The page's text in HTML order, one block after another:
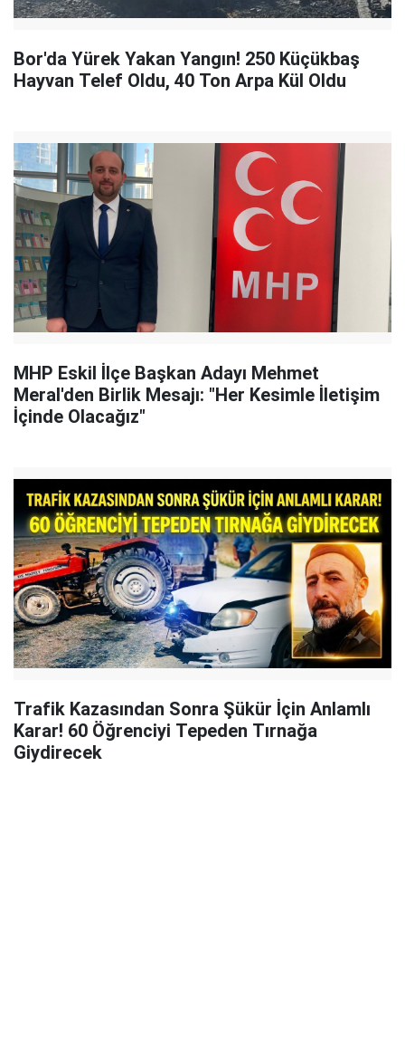
Bor'da Yürek Yakan Yangın! 250 Küçükbaş
Hayvan Telef Oldu, 40 Ton Arpa Kül Oldu
MHP Eskil İlçe Başkan Adayı Mehmet
Meral'den Birlik Mesajı: "Her Kesimle İletişim
İçinde Olacağız"
Trafik Kazasından Sonra Şükür İçin Anlamlı
Karar! 60 Öğrenciyi Tepeden Tırnağa
Giydirecek